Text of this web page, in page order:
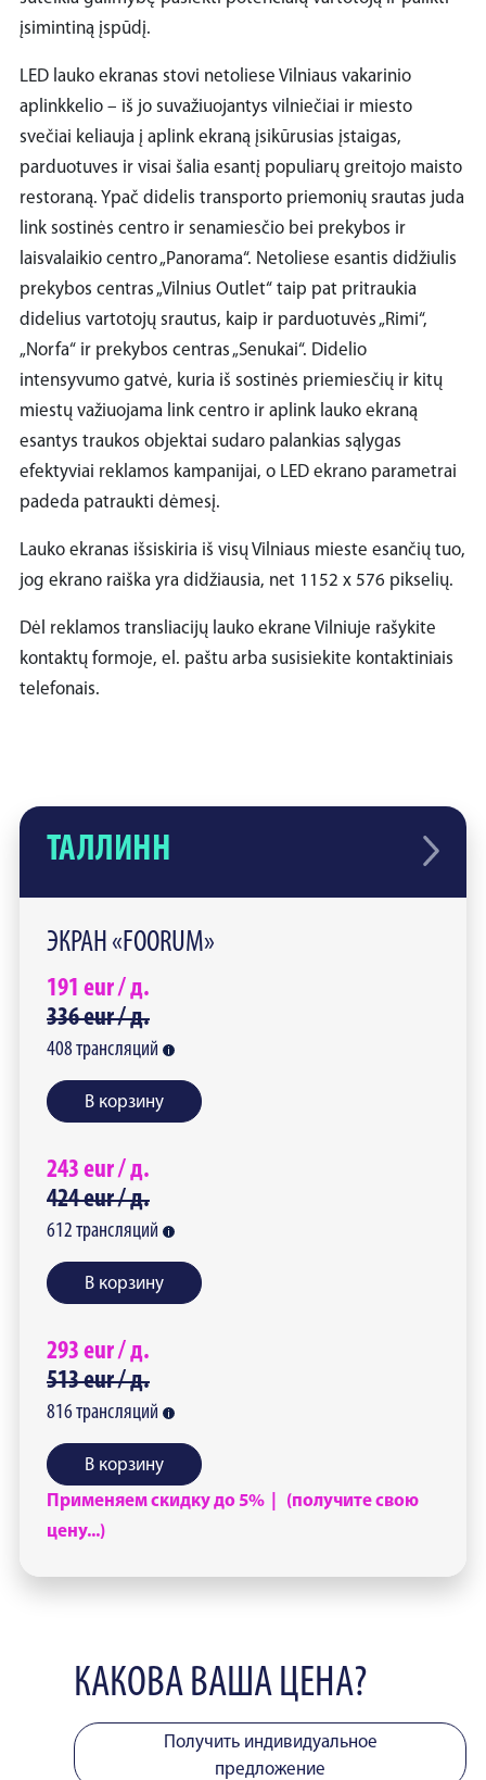
ТАЛЛИНН
ЭКРАН «FOORUM»
191 eur /д.
336eur /д.
408 трансляций
В корзину
243 eur /д.
424eur /д.
612 трансляций
В корзину
293 eur /д.
513eur /д.
816трансляций
В корзину
Применяем скидку до 5% | (получите свою
цену...)
КАКОВА ВАША ЦЕНА?
Получить индивидуальное
предложение
įsimintiną įspūdį.
LED lauko ekranas stovi netoliese Vilniaus vakarinio
aplinkkelio – iš jo suvažiuojantys vilniečiai ir miesto
svečiai keliauja į aplink ekraną įsikūrusias įstaigas,
parduotuves ir visai šalia esantį populiarų greitojo maisto
restoraną. Ypač didelis transporto priemonių srautas juda
link sostinės centro ir senamiesčio bei prekybos ir
laisvalaikio centro „Panorama“. Netoliese esantis didžiulis
prekybos centras „Vilnius Outlet“ taip pat pritraukia
didelius vartotojų srautus, kaip ir parduotuvės „Rimi“,
„Norfa“ ir prekybos centras „Senukai“. Didelio
intensyvumo gatvė, kuria iš sostinės priemiesčių ir kitų
miestų važiuojama link centro ir aplink lauko ekraną
esantys traukos objektai sudaro palankias sąlygas
efektyviai reklamos kampanijai, o LED ekrano parametrai
padeda patraukti dėmesį.
Lauko ekranas išsiskiria iš visų Vilniaus mieste esančių tuo,
jog ekrano raiška yra didžiausia, net 1152 x 576 pikselių.
Dėl reklamos transliacijų lauko ekrane Vilniuje rašykite
kontaktų formoje, el. paštu arba susisiekite kontaktiniais
telefonais.